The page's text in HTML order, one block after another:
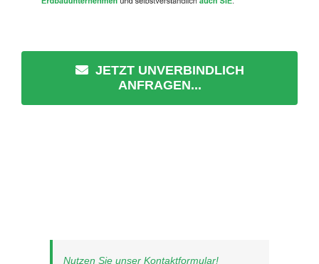
JETZT UNVERBINDLICH
ANFRAGEN...
Nutzen Sie unser Kontaktformular!